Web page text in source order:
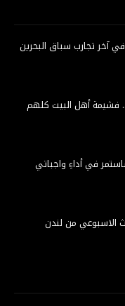
في آخر تجارب سباق البحرين
.. فشيمة أهل البيت كلهم
في أداءِ واجباتي